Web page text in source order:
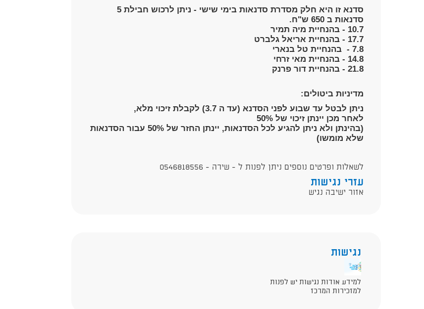
סדנא זו היא חלק מסדרת סדנאות בימי שישי - ניתן לרכוש חבילת 5
סדנאות ב 650 ש"ח.
10.7 - בהנחיית מיה תמיר
17.7 - בהנחיית אריאל גלברט
7.8 - בהנחיית טל בנארי
14.8 - בהנחיית מאי זרחי
21.8 - בהנחיית דור פרנק
מדיניות ביטולים:
ניתן לבטל עד שבוע לפני הסדנא (עד ה 3.7) לקבלת זיכוי מלא,
לאחר מכן יינתן זיכוי של 50%
(בהינתן ולא ניתן להגיע לכל הסדנאות, יינתן החזר של 50% עבור הסדנאות
שלא מומשו)
לשאלות ופרטים נוספים ניתן לפנות ל - שירה - 0546818556
עזרי נגישות
אזור ישיבה נגיש
נגישות
למידע אודות נגישות יש לפנות
למזכירות המרכז